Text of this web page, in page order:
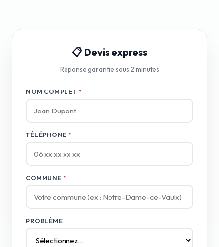
📋 Devis express
Réponse garantie sous 2 minutes
NOM COMPLET *
TÉLÉPHONE *
COMMUNE *
PROBLÈME